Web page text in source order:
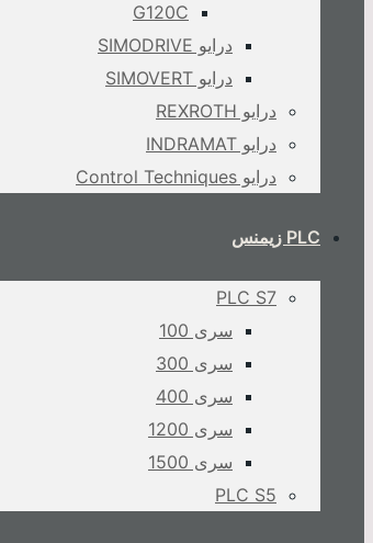
G120C
درایو SIMODRIVE
درایو SIMOVERT
درایو REXROTH
درایو INDRAMAT
درایو Control Techniques
PLC زیمنس
PLC S7
سری 100
سری 300
سری 400
سری 1200
سری 1500
PLC S5